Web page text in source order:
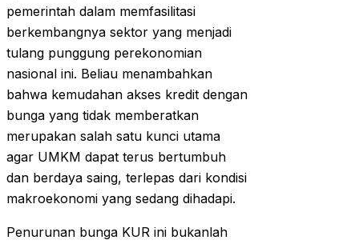
pemerintah dalam memfasilitasi
berkembangnya sektor yang menjadi
tulang punggung perekonomian
nasional ini. Beliau menambahkan
bahwa kemudahan akses kredit dengan
bunga yang tidak memberatkan
merupakan salah satu kunci utama
agar UMKM dapat terus bertumbuh
dan berdaya saing, terlepas dari kondisi
makroekonomi yang sedang dihadapi.
Penurunan bunga KUR ini bukanlah